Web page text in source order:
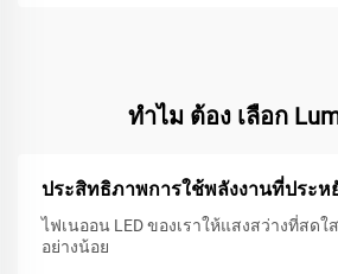
ทําไม ต้อง เลือก
ประสิทธิภาพการใช้พลังงานที่ประห
ไฟเนออน LED ของเราให้แสงสว่างที่สดใ
อย่างน้อย